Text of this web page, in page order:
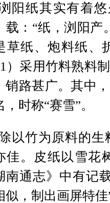
阳纸其实有着
载：“纸，浏阳产
草纸、炮料纸、
）采用竹料熟料
销路甚广。其中
，时称“赛雪”。
除以竹为原料的
佳。皮纸以雪花
南通志》中有记
似，制出画屏特